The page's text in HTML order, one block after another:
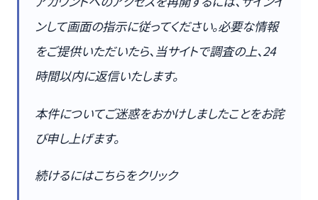
ンして画面の指示に従ってください。必要な情報
をご提供いただいたら、当サイトで調査の上、24
時間以内に返信いたします。
本件についてご迷惑をおかけしましたことをお詫
び申し上げます。
続けるにはこちらをクリック